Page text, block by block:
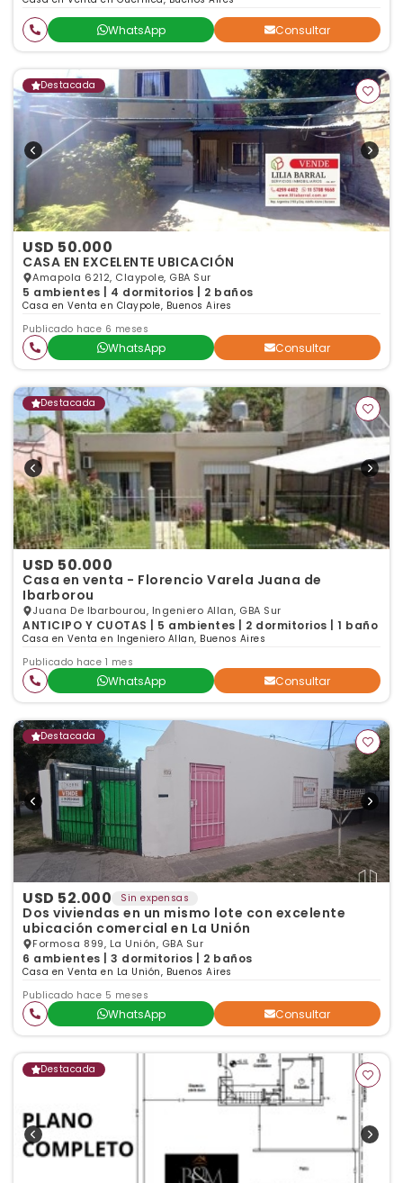
WhatsApp Consultar
Destacada
USD 50.000
CASA EN EXCELENTE UBICACIÓN
Amapola 6212, Claypole, GBA Sur
5 ambientes | 4 dormitorios | 2 baños
Casa en Venta en Claypole, Buenos Aires
Publicado hace 6 meses
WhatsApp Consultar
Destacada
USD 50.000
Casa en venta - Florencio Varela Juana de
Ibarborou
Juana De Ibarbourou, Ingeniero Allan, GBA Sur
ANTICIPO Y CUOTAS | 5 ambientes | 2 dormitorios | 1 baño
Casa en Venta en Ingeniero Allan, Buenos Aires
Publicado hace 1 mes
WhatsApp Consultar
Destacada
USD 52.000 Sin expensas
Dos viviendas en un mismo lote con excelente
ubicación comercial en La Unión
Formosa 899, La Unión, GBA Sur
6 ambientes | 3 dormitorios | 2 baños
Casa en Venta en La Unión, Buenos Aires
Publicado hace 5 meses
WhatsApp Consultar
Destacada